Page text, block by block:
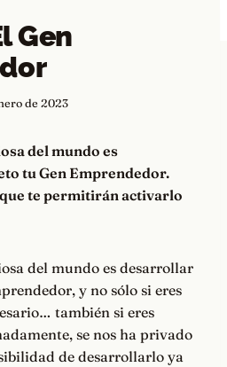
Gen
de 2023
del mundo es
tu Gen Emprendedor.
te permitirán activarlo
del mundo es desarrollar
y no sólo si eres
también si eres
se nos ha privado
de desarrollarlo ya